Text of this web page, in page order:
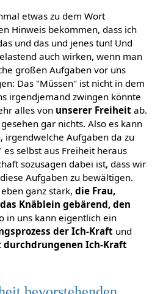
etwas zu dem Wort
Hinweis bekommen, dass ich
und das und jenes tun! Und
auch wirken, wenn man
großen Aufgaben vor uns
Das "Müssen" ist nicht in dem
irgendjemand zwingen könnte
alles von unserer Freiheitab.
gar nichts. Also es kann
irgendwelche Aufgaben da zu
selbst aus Freiheit heraus
sozusagen dabei ist, dass wir
Aufgaben zu bewältigen.
ganz stark, die Frau,
Knäblein gebärend, den
in uns kann eigentlich ein
der Ich-Kraftund
Ich-Kraft